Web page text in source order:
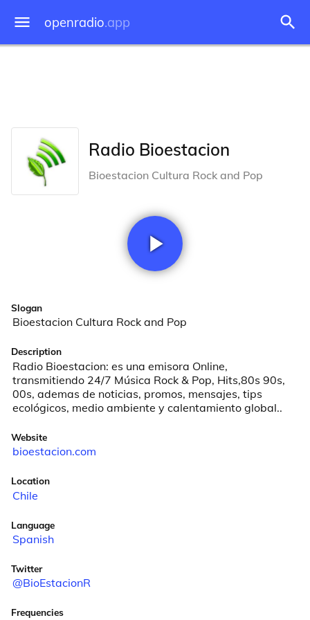
openradio.app
Radio Bioestacion
Bioestacion Cultura Rock and Pop
Slogan
Bioestacion Cultura Rock and Pop
Description
Radio Bioestacion: es una emisora Online,
transmitiendo 24/7 Música Rock & Pop, Hits,80s 90s,
00s, ademas de noticias, promos, mensajes, tips
ecológicos, medio ambiente y calentamiento global..
Website
bioestacion.com
Location
Chile
Language
Spanish
Twitter
@BioEstacionR
Frequencies